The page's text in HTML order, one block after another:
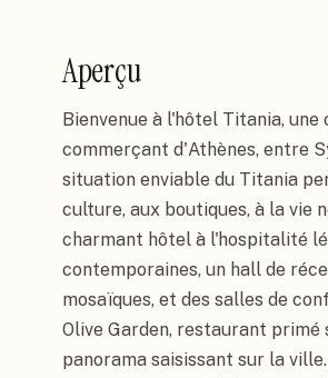
Aperçu
Bienvenue à l'hôtel Titania,
commerçant d'Athènes, entre
situation enviable du Titania
culture, aux boutiques, à la vie
charmant hôtel à l'hospitalité
contemporaines, un hall de
mosaïques, et des salles de
Olive Garden, restaurant
panorama saisissant sur la